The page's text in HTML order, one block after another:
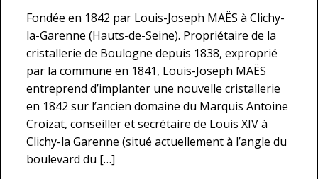
Fondée en 1842 par Louis-Joseph MAËS à Clichy-
la-Garenne (Hauts-de-Seine). Propriétaire de la
cristallerie de Boulogne depuis 1838, exproprié
par la commune en 1841, Louis-Joseph MAËS
entreprend d’implanter une nouvelle cristallerie
en 1842 sur l’ancien domaine du Marquis Antoine
Croizat, conseiller et secrétaire de Louis XIV à
Clichy-la Garenne (situé actuellement à l’angle du
boulevard du […]